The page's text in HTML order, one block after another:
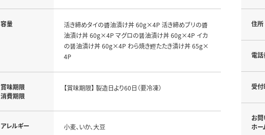
容量
活き締めタイの醬油漬け丼 60g×4P 活き締めブリの醬
油漬け丼 60g×4P マグロの醤油漬け丼 60g×4P イカ
の醤油漬け丼 60g×4P わら焼き鰹たたき漬け丼 65g×
4P
賞味期限
消費期限
【賞味期限】 製造日より60日（要冷凍）
アレルギー 小麦、いか、大豆
住所
電話
受付
お
ホー